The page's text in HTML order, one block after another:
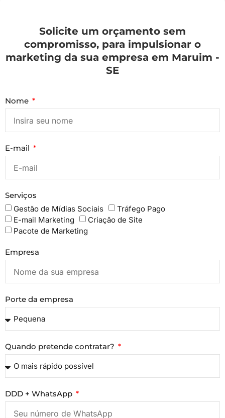
Solicite um orçamento sem
compromisso, para impulsionar o
marketing da sua empresa em Maruim -
SE
Nome
E-mail
Serviços
Gestão de Mídias Sociais
Tráfego Pago
E-mail Marketing
Criação de Site
Pacote de Marketing
Empresa
Porte da empresa
Quando pretende contratar?
DDD + WhatsApp